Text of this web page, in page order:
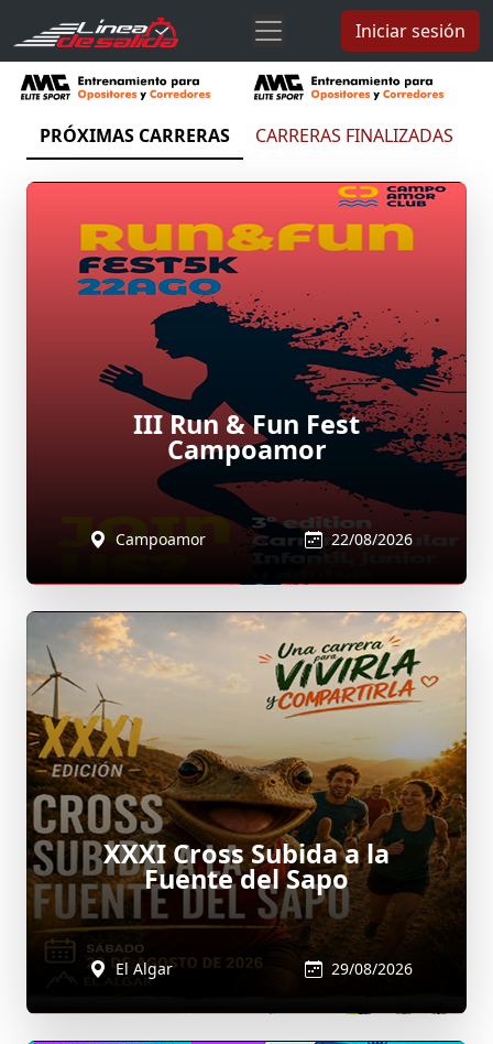
Iniciar sesión
PRÓXIMAS CARRERAS CARRERAS FINALIZADAS
III Run & Fun Fest
Campoamor
Campoamor 22/08/2026
XXXI Cross Subida a la
Fuente del Sapo
El Algar 29/08/2026